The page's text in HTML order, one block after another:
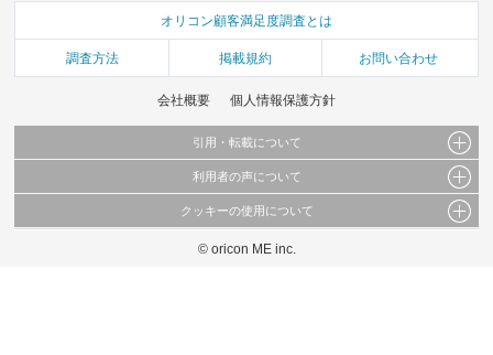
オリコン顧客満足度調査とは
調査方法 掲載規約 お問い合わせ
会社概要 個人情報保護方針
引用・転載について
当サイトで公開されている情報（文字、写真、イラスト、画像データ等）及びこれらの配
これらの情報を権利者の許可なく無断転載・複製などの二次利用を行うことは固く禁じて
利用者の声について
当サイトに掲載している内容はすべてサービスの利用者が提出された見解・感想です。
弊社の見解・ 意見ではないことをご理解いただいた上でご覧ください。
クッキーの使用について
このサイトでは Cookie を使用して、ユーザーに合わせたコンテンツや広告の表示、ソー
© oricon ME inc.